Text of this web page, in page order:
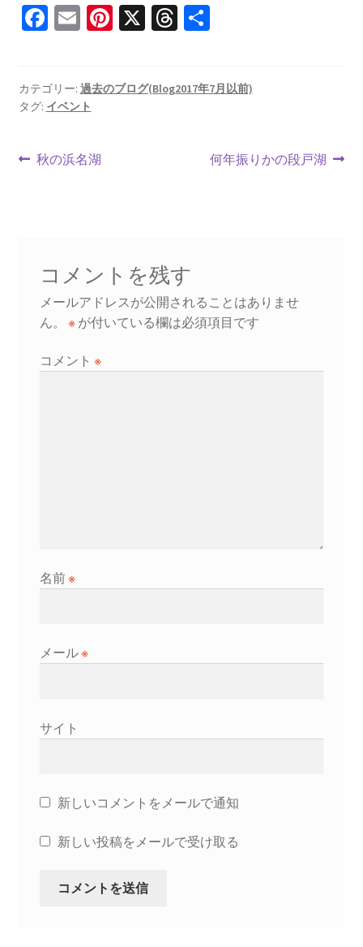
Fa
o
o
k
E
l
Pi
es
X T
ds
共
カテゴリー: 過去のブログ(Blog2017年7月以前)
タグ: イベント
投
ゲ
ー
シ
ョ
前
秋の浜名湖
次
何年振りかの段戸湖
コメントを残す
メールアドレスが公開されることはありませ
ん。
※が付いている欄は必須項目です
コメント ※
名前※
メール※
サイト
新しいコメントをメールで通知
新しい投稿をメールで受け取る